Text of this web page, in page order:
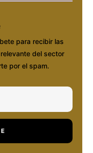
para recibir las
del sector
por el spam.